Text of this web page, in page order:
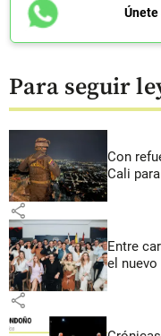
Únete
Para seguir
Con
Cali
share
Entre
el nuevo
share